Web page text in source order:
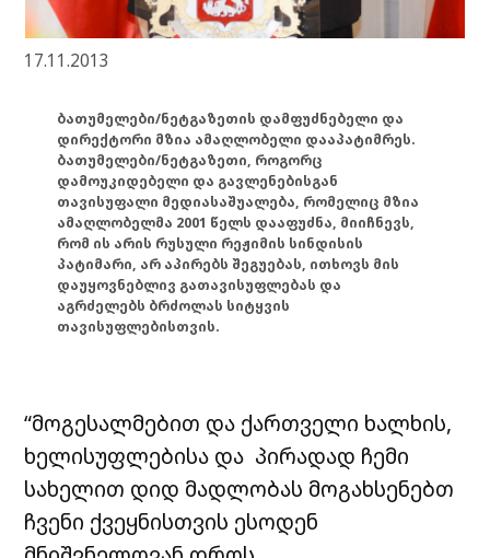
17.11.2013
ბათუმელები/ნეტგაზეთის დამფუძნებელი და
დირექტორი მზია ამაღლობელი დააპატიმრეს.
ბათუმელები/ნეტგაზეთი, როგორც
დამოუკიდებელი და გავლენებისგან
თავისუფალი მედიასაშუალება, რომელიც მზია
ამაღლობელმა 2001 წელს დააფუძნა, მიიჩნევს,
რომ ის არის რუსული რეჟიმის სინდისის
პატიმარი, არ აპირებს შეგუებას, ითხოვს მის
დაუყოვნებლივ გათავისუფლებას და
აგრძელებს ბრძოლას სიტყვის
თავისუფლებისთვის.
“მოგესალმებით და ქართველი ხალხის,
ხელისუფლებისა და პირადად ჩემი
სახელით დიდ მადლობას მოგახსენებთ
ჩვენი ქვეყნისთვის ესოდენ